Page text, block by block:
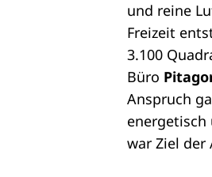
und reine
Freizeit
3.100
Büro
Anspruch
war Ziel der